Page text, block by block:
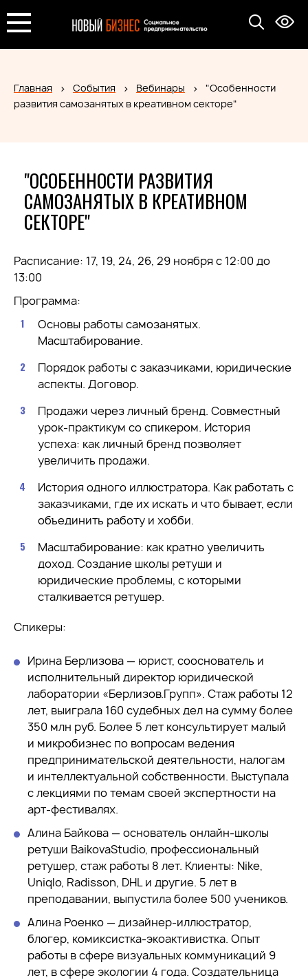
Главная События Вебинары
"Особенности
развития самозанятых в креативном секторе"
"ОСОБЕННОСТИ РАЗВИТИЯ
САМОЗАНЯТЫХ В КРЕАТИВНОМ
СЕКТОРЕ"
Расписание: 17, 19, 24, 26, 29 ноября с 12:00 до
13:00
Программа:
Основы работы самозанятых.
Масштабирование.
Порядок работы с заказчиками, юридические
аспекты. Договор.
Продажи через личный бренд. Совместный
урок-практикум со спикером. История
успеха: как личный бренд позволяет
увеличить продажи.
История одного иллюстратора. Как работать с
заказчиками, где их искать и что бывает, если
объединить работу и хобби.
Масштабирование: как кратно увеличить
доход. Создание школы ретуши и
юридические проблемы, с которыми
сталкивается ретушер.
Спикеры:
Ирина Берлизова — юрист, сооснователь и
исполнительный директор юридической
лаборатории «Берлизов.Групп». Стаж работы 12
лет, выиграла 160 судебных дел на сумму более
350 млн руб. Более 5 лет консультирует малый
и микробизнес по вопросам ведения
предпринимательской деятельности, налогам
и интеллектуальной собственности. Выступала
с лекциями по темам своей экспертности на
арт-фестивалях.
Алина Байкова — основатель онлайн-школы
ретуши BaikovaStudio, профессиональный
ретушер, стаж работы 8 лет. Клиенты: Nike,
Uniqlo, Radisson, DHL и другие. 5 лет в
преподавании, выпустила более 500 учеников.
Алина Роенко — дизайнер-иллюстратор,
блогер, комиксистка-экоактивистка. Опыт
работы в сфере визуальных коммуникаций 9
лет, в сфере экологии 4 года. Создательница